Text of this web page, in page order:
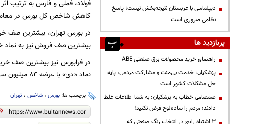
کاهش شاخص کل بورس در
بیشترین صف فروش نیز به نماد خگستر با ۹۰۷ میلیون عرضه سهم و ارزش بیش از ۶۰۰
نماد «دی» با عرضه ۸۴ میلیون سهم به ارزش ۳۸۷ میلیارد تومان ایجاد شد.
برچسب ها: بورس، شاخص، تهران
دیپلماسی با عربستان نتیجه‌بخش نیست؛ پاسخ
نظامی ضروری است
پربازدید ها
راهنمای خرید محصولات برق صنعتی ABB
پزشکیان: خدمت بی‌منت و مشارکت مردمی، پایه
حل مشکلات کشور است
صمصامی خطاب به پزشکیان: به شما اطلاعات غلط
دادند؛ مردم را ساده‌لوح فرض نکنید!
3 اشتباه رایج در انتخاب رنگ صنعتی که